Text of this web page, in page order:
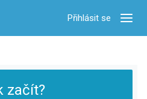
Přihlásit se
začít?